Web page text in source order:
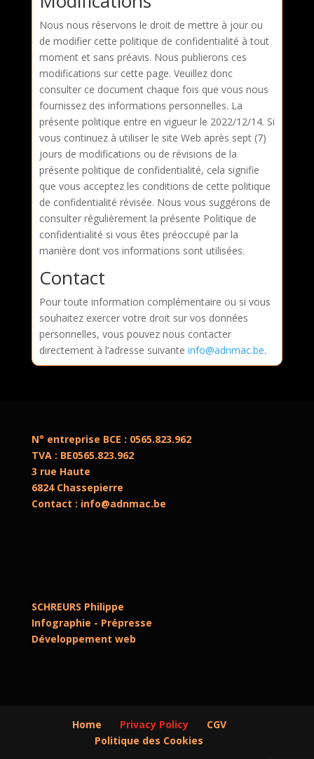
Nous nous réservons le droit de mettre à jour ou
de modifier cette politique de confidentialité à tout
moment et sans préavis. Nous publierons ces
modifications sur cette page. Veuillez donc
consulter ce document chaque fois que vous nous
fournissez des informations personnelles. La
présente politique entre en vigueur le 2022/12/14. Si
vous continuez à utiliser le site Web après sept (7)
jours de modifications ou de révisions de la
présente politique de confidentialité, cela signifie
que vous acceptez les conditions de cette politique
de confidentialité révisée. Nous vous suggérons de
consulter régulièrement la présente Politique de
confidentialité si vous êtes préoccupé par la
manière dont vos informations sont utilisées.
Contact
Pour toute information complémentaire ou si vous
souhaitez exercer votre droit sur vos données
personnelles, vous pouvez nous contacter
directement à l’adresse suivante info@adnmac.be.
N° entreprise BCE : 0565.823.962
TVA : BE0565.823.962
3 rue Haute
6824 Chassepierre
Contact : info@adnmac.be
SCHREURS Philippe
Infographie - Prépresse
Développement web
Home Privacy Policy
CGV
Politique des Cookies